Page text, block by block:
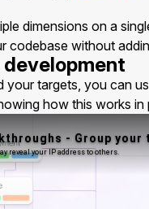
dimensions on a
codebase without
your targets, you can
how this works in